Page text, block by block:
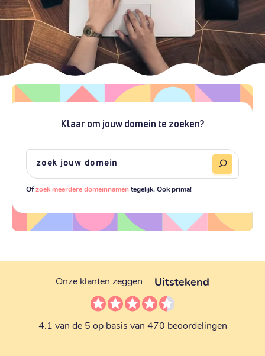
Klaar om jouw domein te zoeken?
Ofzoek meerdere domeinnamentegelijk. Ook prima!
Onze klanten zeggen Uitstekend
4.1 van de 5 op basis van 470 beoordelingen